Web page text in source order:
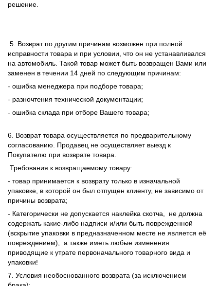
решение.
5. Возврат по другим причинам возможен при полной
исправности товара и при условии, что он не устанавливался
на автомобиль. Такой товар может быть возвращен Вами или
заменен в течении 14 дней по следующим причинам:
- ошибка менеджера при подборе товара;
- разночтения технической документации;
- ошибка склада при отборе Вашего товара;
6. Возврат товара осуществляется по предварительному
согласованию. Продавец не осуществляет выезд к
Покупателю при возврате товара.
Требования к возвращаемому товару:
- товар принимается к возврату только в изначальной
упаковке, в которой он был отпущен клиенту, не зависимо от
причины возврата;
- Категорически не допускается наклейка скотча, не должна
содержать какие-либо надписи и/или быть поврежденной
(вскрытие упаковки в предназначенном месте не является её
повреждением), а также иметь любые изменения
приводящие к утрате первоначального товарного вида и
упаковки!
7. Условия необоснованного возврата (за исключением